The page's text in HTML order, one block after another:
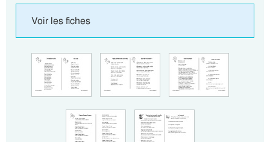
Voir les fiches